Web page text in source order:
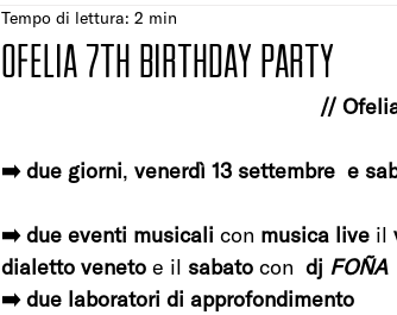
Ofelia 7th birthday party
Tempo di lettura: 2 min
//
➡️ due giorni, venerdì 13 settembre  e
➡️ due eventi musicali con musica live il
dialetto veneto e il sabato con dj FOÑA
➡️ due laboratori di approfondimento